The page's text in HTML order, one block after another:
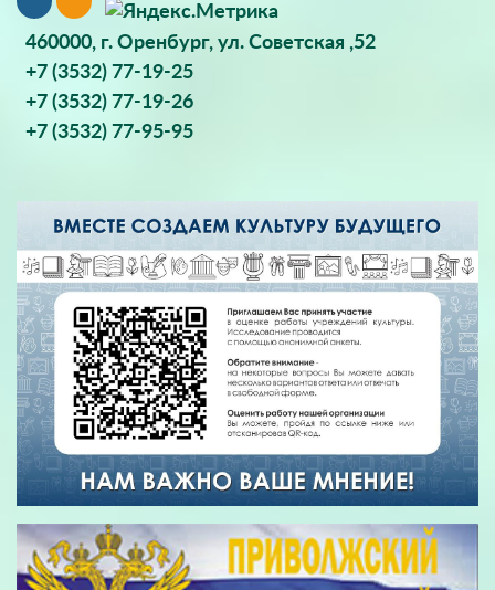
460000, г. Оренбург, ул. Советская ,52
+7 (3532) 77-19-25
+7 (3532) 77-19-26
+7 (3532) 77-95-95